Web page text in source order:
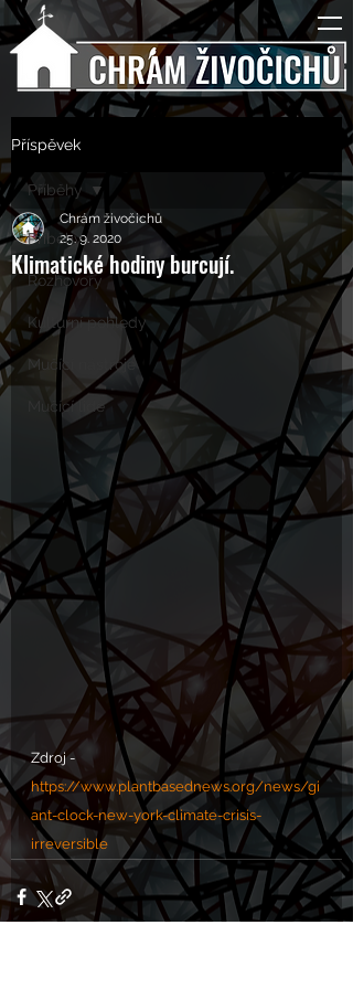
Příspěvek
Příběhy
Rozhovory
Kulturní pohledy
Mučící nástroje
Mučící lidé
Příběhy
Klimatické hodiny burcují.
Chrám živočichů
25. 9. 2020
Zdroj -
https://www.plantbasednews.org/news/gi
ant-clock-new-york-climate-crisis-
irreversible